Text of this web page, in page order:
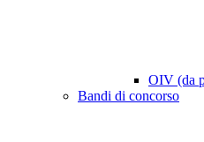
OIV (da
Bandi di concorso